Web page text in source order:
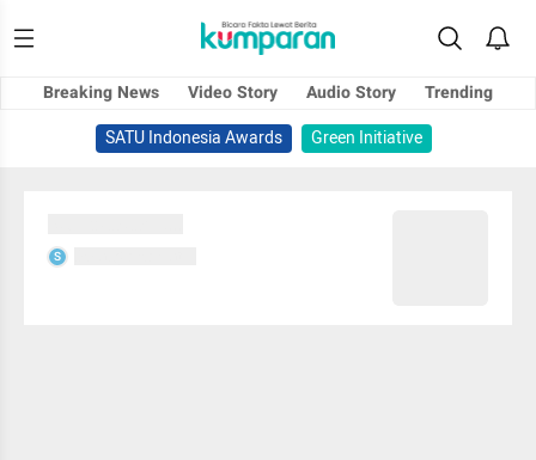
Breaking News Video Story Audio Story
Trending
SATU Indonesia Awards
Green Initiative
S